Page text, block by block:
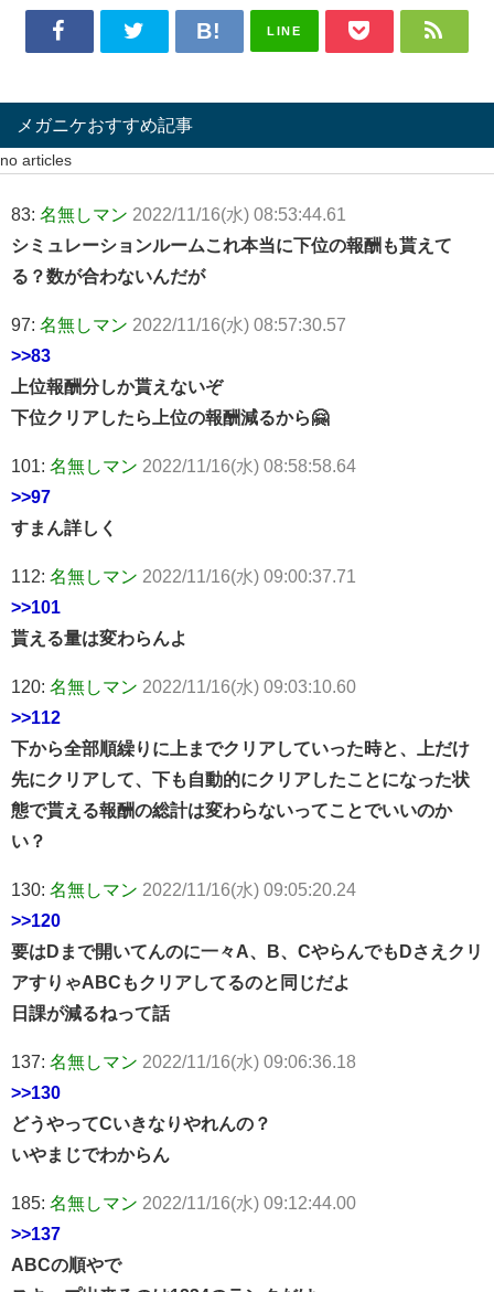
LINE
メガニケおすすめ記事
no articles
83: 名無しマン 2022/11/16(水) 08:53:44.61
シミュレーションルームこれ本当に下位の報酬も貰えて
る？数が合わないんだが
97: 名無しマン 2022/11/16(水) 08:57:30.57
>>83
上位報酬分しか貰えないぞ
下位クリアしたら上位の報酬減るから🤗
101: 名無しマン 2022/11/16(水) 08:58:58.64
>>97
すまん詳しく
112: 名無しマン 2022/11/16(水) 09:00:37.71
>>101
貰える量は変わらんよ
120: 名無しマン 2022/11/16(水) 09:03:10.60
>>112
下から全部順繰りに上までクリアしていった時と、上だけ
先にクリアして、下も自動的にクリアしたことになった状
態で貰える報酬の総計は変わらないってことでいいのか
い？
130: 名無しマン 2022/11/16(水) 09:05:20.24
>>120
要はDまで開いてんのに一々A、B、CやらんでもDさえクリ
アすりゃABCもクリアしてるのと同じだよ
日課が減るねって話
137: 名無しマン 2022/11/16(水) 09:06:36.18
>>130
どうやってCいきなりやれんの？
いやまじでわからん
185: 名無しマン 2022/11/16(水) 09:12:44.00
>>137
ABCの順やで